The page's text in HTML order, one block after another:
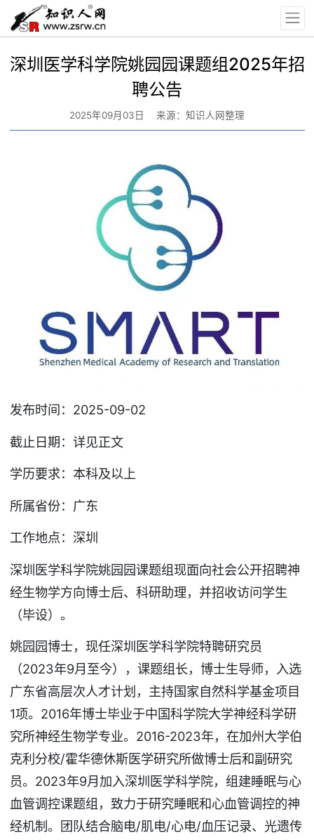
深圳医学科学院姚园园课题组2025年招
聘公告
2025年09月03日 来源：知识人网整理
发布时间：2025-09-02
截止日期：详见正文
学历要求：本科及以上
所属省份：广东
工作地点：深圳
深圳医学科学院姚园园课题组现面向社会公开招聘神
经生物学方向博士后、科研助理，并招收访问学生
（毕设）。
姚园园博士，现任深圳医学科学院特聘研究员
（2023年9月至今），课题组长，博士生导师，入选
广东省高层次人才计划，主持国家自然科学基金项目
1项。2016年博士毕业于中国科学院大学神经科学研
究所神经生物学专业。2016-2023年，在加州大学伯
克利分校/霍华德休斯医学研究所做博士后和副研究
员。2023年9月加入深圳医学科学院，组建睡眠与心
血管调控课题组，致力于研究睡眠和心血管调控的神
经机制。团队结合脑电/肌电/心电/血压记录、光遗传